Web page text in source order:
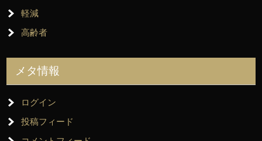
軽減
高齢者
メタ情報
ログイン
投稿フィード